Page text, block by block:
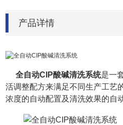
产品详情
全自动CIP酸碱清洗系统是一
活调整配方来满足不同生产工艺
浓度的自动配置及清洗效果的自